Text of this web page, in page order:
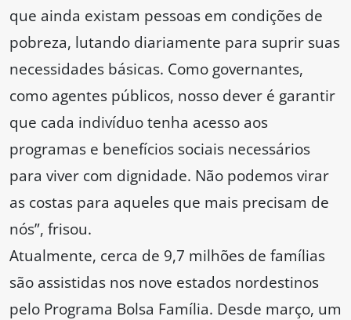
que ainda existam pessoas em condições de
pobreza, lutando diariamente para suprir suas
necessidades básicas. Como governantes,
como agentes públicos, nosso dever é garantir
que cada indivíduo tenha acesso aos
programas e benefícios sociais necessários
para viver com dignidade. Não podemos virar
as costas para aqueles que mais precisam de
nós”, frisou.
Atualmente, cerca de 9,7 milhões de famílias
são assistidas nos nove estados nordestinos
pelo Programa Bolsa Família. Desde março, um